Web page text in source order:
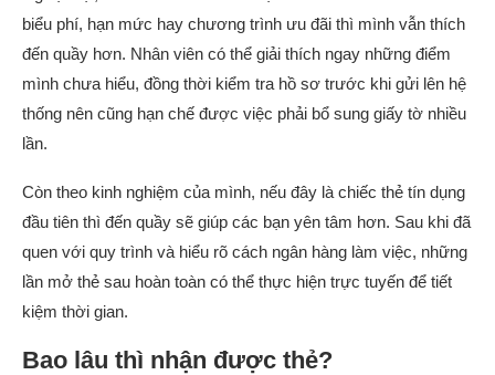
biểu phí, hạn mức hay chương trình ưu đãi thì mình vẫn thích
đến quầy hơn. Nhân viên có thể giải thích ngay những điểm
mình chưa hiểu, đồng thời kiểm tra hồ sơ trước khi gửi lên hệ
thống nên cũng hạn chế được việc phải bổ sung giấy tờ nhiều
lần.
Còn theo kinh nghiệm của mình, nếu đây là chiếc thẻ tín dụng
đầu tiên thì đến quầy sẽ giúp các bạn yên tâm hơn. Sau khi đã
quen với quy trình và hiểu rõ cách ngân hàng làm việc, những
lần mở thẻ sau hoàn toàn có thể thực hiện trực tuyến để tiết
kiệm thời gian.
Bao lâu thì nhận được thẻ?